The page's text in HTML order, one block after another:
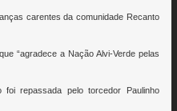
carentes da comunidade Recanto
“agradece a Nação Alvi-Verde pelas
repassada pelo torcedor Paulinho